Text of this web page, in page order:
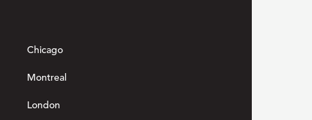
Chicago
Montreal
London